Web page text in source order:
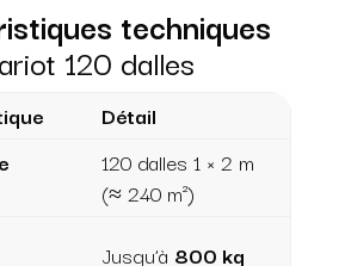
techniques
120 dalles
Détail
120 dalles 1 × 2 m
(≈ 240 m²)
Jusqu’à 800 kg